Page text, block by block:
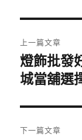
章
導
覽
上一篇文章
上
一
文
章:
燈飾批發
城當舖選
下一篇文章